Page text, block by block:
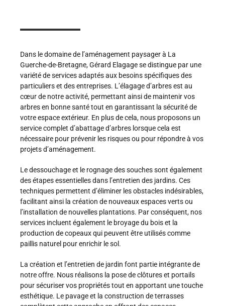
Dans le domaine de l’aménagement paysager à La
Guerche-de-Bretagne, Gérard Elagage se distingue par une
variété de services adaptés aux besoins spécifiques des
particuliers et des entreprises. L’élagage d’arbres est au
cœur de notre activité, permettant ainsi de maintenir vos
arbres en bonne santé tout en garantissant la sécurité de
votre espace extérieur. En plus de cela, nous proposons un
service complet d’abattage d’arbres lorsque cela est
nécessaire pour prévenir les risques ou pour répondre à vos
projets d’aménagement.
Le dessouchage et le rognage des souches sont également
des étapes essentielles dans l’entretien des jardins. Ces
techniques permettent d’éliminer les obstacles indésirables,
facilitant ainsi la création de nouveaux espaces verts ou
l’installation de nouvelles plantations. Par conséquent, nos
services incluent également le broyage du bois et la
production de copeaux qui peuvent être utilisés comme
paillis naturel pour enrichir le sol.
La création et l’entretien de jardin font partie intégrante de
notre offre. Nous réalisons la pose de clôtures et portails
pour sécuriser vos propriétés tout en apportant une touche
esthétique. Le pavage et la construction de terrasses